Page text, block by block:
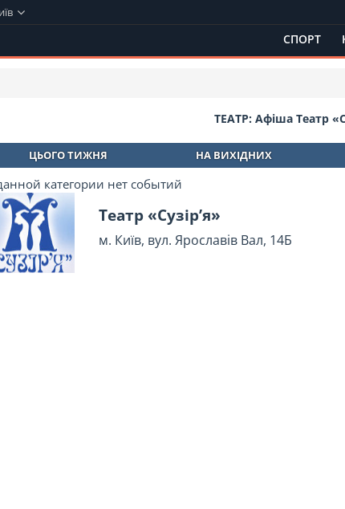
СПОРТ
ТЕАТР: Афіша Театр
ЦЬОГО ТИЖНЯ НА ВИХІДНИХ
категории нет событий
Театр «Сузір’я»
м. Київ, вул. Ярославів Вал, 14Б